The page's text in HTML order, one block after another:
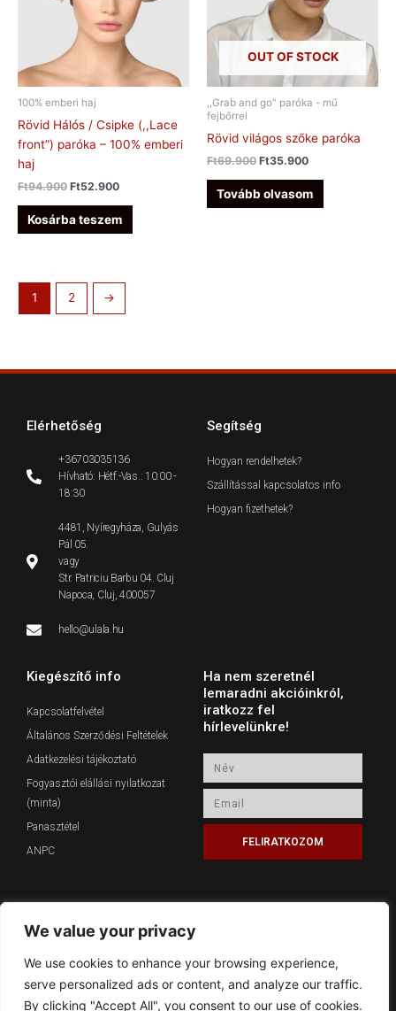
We value your privacy
We use cookies to enhance your browsing experience,
serve personalized ads or content, and analyze our traffic.
By clicking "Accept All", you consent to our use of cookies.
100% emberi haj
Rövid Hálós / Csipke (,,Lace
front”) paróka – 100% emberi
haj
Ft94.900 Ft52.900
Kosárba teszem
OUT OF STOCK
,,Grab and go" paróka - mű
fejbőrrel
Rövid világos szőke paróka
Ft69.900 Ft35.900
Tovább olvasom
1 2 →
Elérhetőség
+36703035136
Hívható: Hétf.-Vas.: 10:00 -
18:30
4481, Nyíregyháza, Gulyás
Pál 05.
vagy
Str. Patriciu Barbu 04. Cluj
Napoca, Cluj, 400057
hello@ulala.hu
Segítség
Hogyan rendelhetek?
Szállítással kapcsolatos info
Hogyan fizethetek?
Kiegészítő info
Kapcsolatfelvétel
Általános Szerződési Feltételek
Adatkezelési tájékoztató
Fogyasztói elállási nyilatkozat
(minta)
Panasztétel
ANPC
Ha nem szeretnél
lemaradni akcióinkról,
iratkozz fel
hírlevelünkre!
FELIRATKOZOM
Közösségi média
Instagram
Facebook